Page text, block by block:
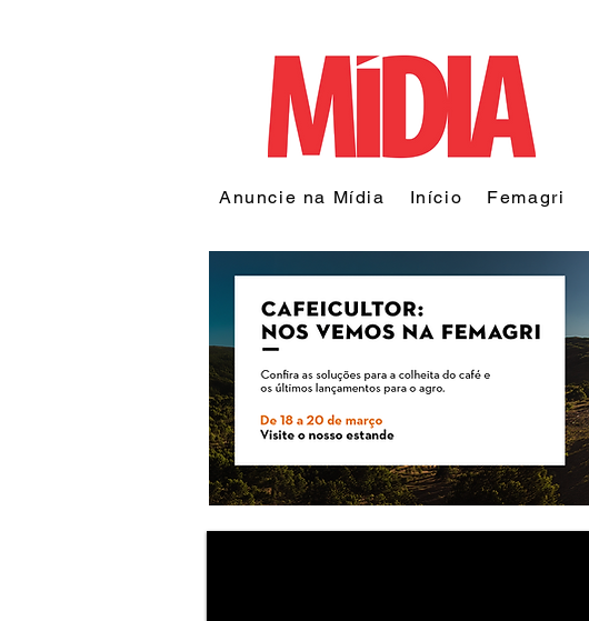
Anuncie na Mídia Início Femagri